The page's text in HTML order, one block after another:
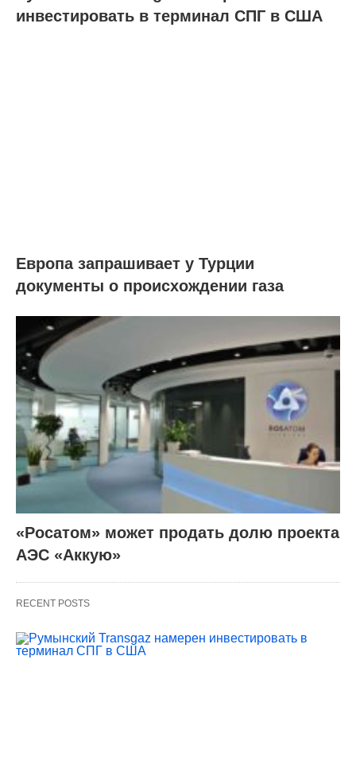
инвестировать в терминал СПГ в США
Европа запрашивает у Турции
документы о происхождении газа
«Росатом» может продать долю проекта
АЭС «Аккую»
RECENT POSTS